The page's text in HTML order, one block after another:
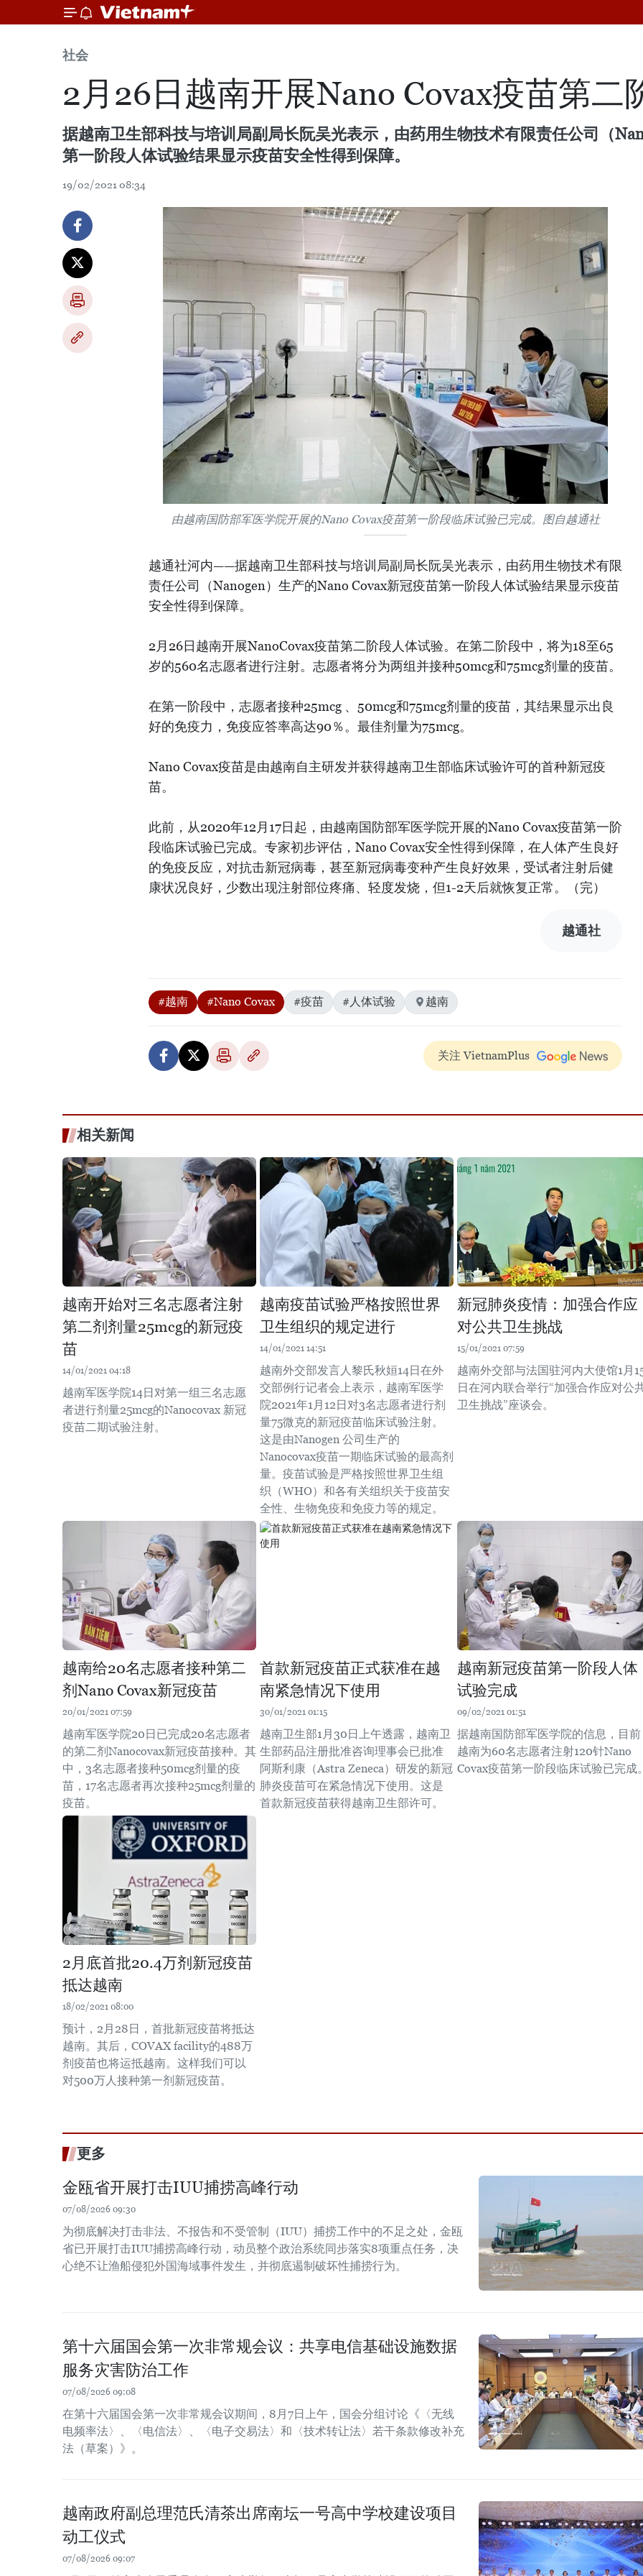
社会
2月26日越南开展Nano Covax疫苗第二
据越南卫生部科技与培训局副局长阮吴光表示，由药用生物技术有限责任公司（
第一阶段人体试验结果显示疫苗安全性得到保障。
19/02/2021 08:34
由越南国防部军医学院开展的Nano Covax疫苗第一阶段临床试验已完成。图自越通社
越通社河内——据越南卫生部科技与培训局副局长阮吴光表示，由药用生物技术有限
责任公司（Nanogen）生产的Nano Covax新冠疫苗第一阶段人体试验结果显示疫苗
安全性得到保障。
2月26日越南开展NanoCovax疫苗第二阶段人体试验。在第二阶段中，将为18至65
岁的560名志愿者进行注射。志愿者将分为两组并接种50mcg和75mcg剂量的疫苗。
在第一阶段中，志愿者接种25mcg 、50mcg和75mcg剂量的疫苗，其结果显示出良
好的免疫力，免疫应答率高达90％。最佳剂量为75mcg。
Nano Covax疫苗是由越南自主研发并获得越南卫生部临床试验许可的首种新冠疫
苗。
此前，从2020年12月17日起，由越南国防部军医学院开展的Nano Covax疫苗第一阶
段临床试验已完成。专家初步评估，Nano Covax安全性得到保障，在人体产生良好
的免疫反应，对抗击新冠病毒，甚至新冠病毒变种产生良好效果，受试者注射后健
康状况良好，少数出现注射部位疼痛、轻度发烧，但1-2天后就恢复正常。（完）
越通社
#越南 #Nano Covax #疫苗 #人体试验 越南
关注 VietnamPlus
相关新闻
越南开始对三名志愿者注射
第二剂剂量25mcg的新冠疫
苗
14/01/2021 04:18
越南军医学院14日对第一组三名志愿
者进行剂量25mcg的Nanocovax 新冠
疫苗二期试验注射。
越南疫苗试验严格按照世界
卫生组织的规定进行
14/01/2021 14:51
越南外交部发言人黎氏秋姮14日在外
交部例行记者会上表示，越南军医学
院2021年1月12日对3名志愿者进行剂
量75微克的新冠疫苗临床试验注射。
这是由Nanogen 公司生产的
Nanocovax疫苗一期临床试验的最高剂
量。疫苗试验是严格按照世界卫生组
织（WHO）和各有关组织关于疫苗安
全性、生物免疫和免疫力等的规定。
新冠肺炎疫情：加强合作应
对公共卫生挑战
15/01/2021 07:59
越南外交部与法国驻河内大使馆1月
日在河内联合举行“加强合作应对公
卫生挑战”座谈会。
越南给20名志愿者接种第二
剂Nano Covax新冠疫苗
20/01/2021 07:59
越南军医学院20日已完成20名志愿者
的第二剂Nanocovax新冠疫苗接种。其
中，3名志愿者接种50mcg剂量的疫
苗，17名志愿者再次接种25mcg剂量的
疫苗。
首款新冠疫苗正式获准在越
南紧急情况下使用
30/01/2021 01:15
越南卫生部1月30日上午透露，越南卫
生部药品注册批准咨询理事会已批准
阿斯利康（Astra Zeneca）研发的新冠
肺炎疫苗可在紧急情况下使用。这是
首款新冠疫苗获得越南卫生部许可。
越南新冠疫苗第一阶段人体
试验完成
09/02/2021 01:51
据越南国防部军医学院的信息，目前
越南为60名志愿者注射120针Nano
Covax疫苗第一阶段临床试验已完成
2月底首批20.4万剂新冠疫苗
抵达越南
18/02/2021 08:00
预计，2月28日，首批新冠疫苗将抵达
越南。其后，COVAX facility的488万
剂疫苗也将运抵越南。这样我们可以
对500万人接种第一剂新冠疫苗。
更多
金瓯省开展打击IUU捕捞高峰行动
07/08/2026 09:30
为彻底解决打击非法、不报告和不受管制（IUU）捕捞工作中的不足之处，金瓯
省已开展打击IUU捕捞高峰行动，动员整个政治系统同步落实8项重点任务，决
心绝不让渔船侵犯外国海域事件发生，并彻底遏制破坏性捕捞行为。
第十六届国会第一次非常规会议：共享电信基础设施数据
服务灾害防治工作
07/08/2026 09:08
在第十六届国会第一次非常规会议期间，8月7日上午，国会分组讨论《〈无线
电频率法〉、〈电信法〉、〈电子交易法〉和〈技术转让法〉若干条款修改补充
法（草案）》。
越南政府副总理范氏清茶出席南坛一号高中学校建设项目
动工仪式
07/08/2026 09:07